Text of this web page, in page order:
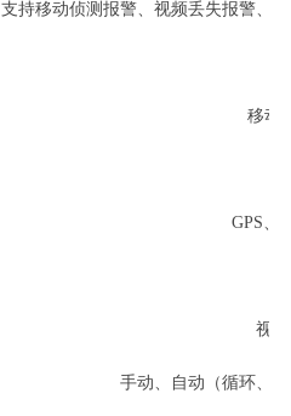
支持移动侦测报警、视频丢失报警、
移动
GPS、
视
手动、自动（循环、